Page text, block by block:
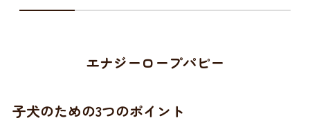
エナジーロープパピー
子犬のための3つのポイント